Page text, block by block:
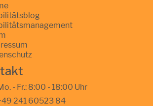
- Fr.: 8:00 - 18:00 Uhr
241 60523 84